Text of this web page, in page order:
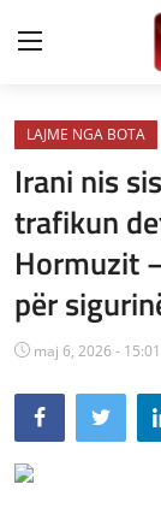
Shtëpi
LAJME
SHQIPERI
KOSOVA
LAJME NGA BOTA
SHOWBIZ
SPORT
LAJME NGA BOTA
Irani nis
trafikun
Hormuzit
për
maj 6, 2026 - 15:01